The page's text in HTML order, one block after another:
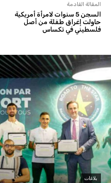
المقالة القادمة
السجن 5 سنوات لامرأة أمريكية
حاولت إغراق طفلة من أصل
فلسطيني في تكساس
بلاغات